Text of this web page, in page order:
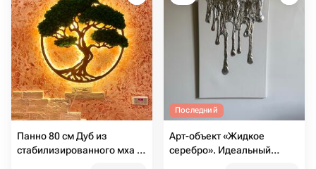
Панно 80 см Дуб из
стабилизированного мха с
Последний
Арт-объект «Жидкое
серебро». Идеальный